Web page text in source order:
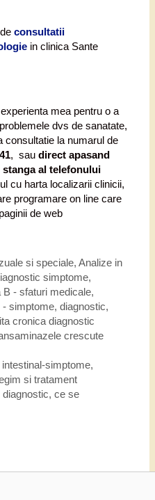
consultatii
in clinica Sante
mea pentru o a
dvs de sanatate,
consultatie la numarul de
, sau direct apasand
al telefonului
cu harta localizarii clinicii,
programare on line care
de web
si speciale, Analize in
simptome,
B - sfaturi medicale,
- simptome, diagnostic,
cronica diagnostic
crescute
simptome,
si tratament
ce se